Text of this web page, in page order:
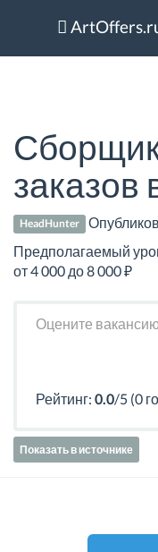
заказов
HeadHunter
Предполагаемый
от 4 000 до 8 000 ₽
Оцените
Рейтинг: 0.0/5 (0
Показать в источнике